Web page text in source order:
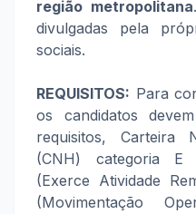
região metropolitana
divulgadas pela
sociais.
REQUISITOS: Para
os candidatos
requisitos, Carteira
(CNH) categoria E
(Exerce Atividade
(Movimentação